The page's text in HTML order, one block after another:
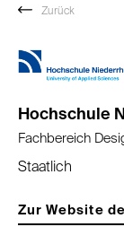
Zurück
Hochschule
Fachbereich
Staatlich
Zur Website